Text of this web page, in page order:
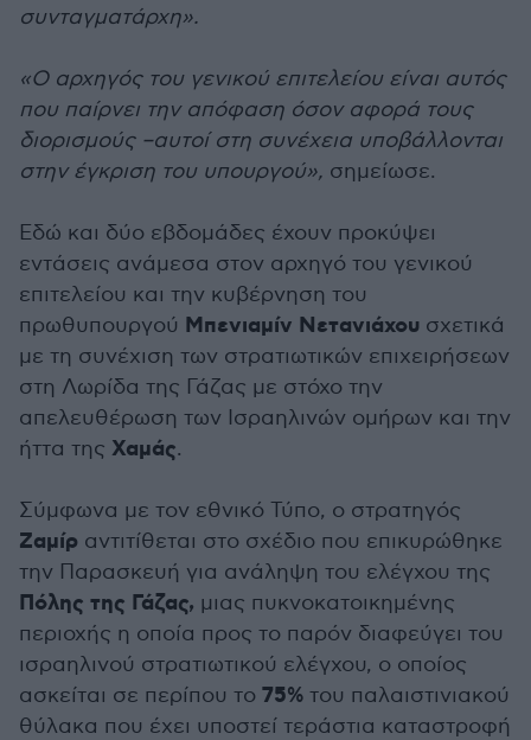
συνταγματάρχη».
«Ο αρχηγός του γενικού επιτελείου είναι αυτός
που παίρνει την απόφαση όσον αφορά τους
διορισμούς –αυτοί στη συνέχεια υποβάλλονται
στην έγκριση του υπουργού», σημείωσε.
Εδώ και δύο εβδομάδες έχουν προκύψει
εντάσεις ανάμεσα στον αρχηγό του γενικού
επιτελείου και την κυβέρνηση του
πρωθυπουργού Μπενιαμίν Νετανιάχου σχετικά
με τη συνέχιση των στρατιωτικών επιχειρήσεων
στη Λωρίδα της Γάζας με στόχο την
απελευθέρωση των Ισραηλινών ομήρων και την
ήττα της Χαμάς.
Σύμφωνα με τον εθνικό Τύπο, ο στρατηγός
Ζαμίρ αντιτίθεται στο σχέδιο που επικυρώθηκε
την Παρασκευή για ανάληψη του ελέγχου της
Πόλης της Γάζας, μιας πυκνοκατοικημένης
περιοχής η οποία προς το παρόν διαφεύγει του
ισραηλινού στρατιωτικού ελέγχου, ο οποίος
ασκείται σε περίπου το 75% του παλαιστινιακού
θύλακα που έχει υποστεί τεράστια καταστροφή